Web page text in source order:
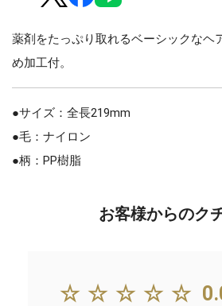
薬剤をたっぷり取れるベーシックなヘ
め加工付。
●サイズ：全長219mm
●毛：ナイロン
●柄：PP樹脂
お客様からのク
☆☆☆☆☆